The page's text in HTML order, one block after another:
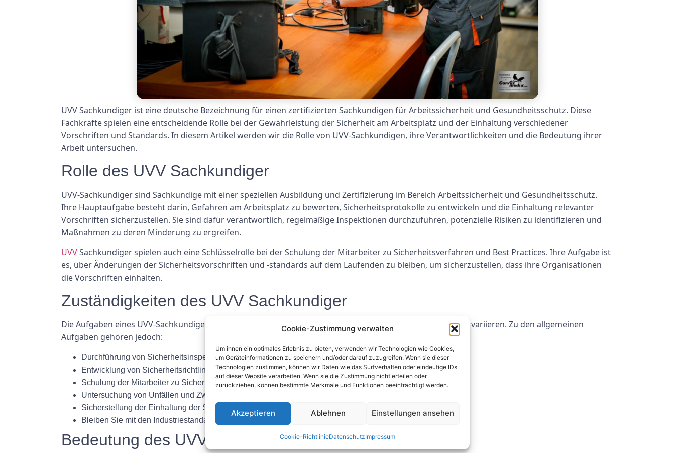
Cookie-Zustimmung verwalten
Um ihnen ein optimales Erlebnis zu bieten, verwenden wir Technologien wie Cookies,
um Geräteinformationen zu speichern und/oder darauf zuzugreifen. Wenn sie dieser
Technologien zustimmen, können wir Daten wie das Surfverhalten oder eindeutige IDs
auf dieser Website verarbeiten. Wenn sie die Zustimmung nicht erteilen oder
zurückziehen, können bestimmte Merkmale und Funktionen beeinträchtigt werden.
Akzeptieren Ablehnen Einstellungen ansehen
Cookie-RichtlinieDatenschutzImpressum
UVV Sachkundiger ist eine deutsche Bezeichnung für einen zertifizierten Sachkundigen für Arbeitssicherheit und Gesundheitsschutz. Diese
Fachkräfte spielen eine entscheidende Rolle bei der Gewährleistung der Sicherheit am Arbeitsplatz und der Einhaltung verschiedener
Vorschriften und Standards. In diesem Artikel werden wir die Rolle von UVV-Sachkundigen, ihre Verantwortlichkeiten und die Bedeutung ihrer
Arbeit untersuchen.
Rolle des UVV Sachkundiger
UVV-Sachkundiger sind Sachkundige mit einer speziellen Ausbildung und Zertifizierung im Bereich Arbeitssicherheit und Gesundheitsschutz.
Ihre Hauptaufgabe besteht darin, Gefahren am Arbeitsplatz zu bewerten, Sicherheitsprotokolle zu entwickeln und die Einhaltung relevanter
Vorschriften sicherzustellen. Sie sind dafür verantwortlich, regelmäßige Inspektionen durchzuführen, potenzielle Risiken zu identifizieren und
Maßnahmen zu deren Minderung zu ergreifen.
UVVSachkundiger spielen auch eine Schlüsselrolle bei der Schulung der Mitarbeiter zu Sicherheitsverfahren und Best Practices. Ihre Aufgabe ist
es, über Änderungen der Sicherheitsvorschriften und -standards auf dem Laufenden zu bleiben, um sicherzustellen, dass ihre Organisationen
die Vorschriften einhalten.
Zuständigkeiten des UVV Sachkundiger
Die Aufgaben eines UVV-Sachkundigen können je nach Branche und spezifischen Arbeitsplatzbedingungen variieren. Zu den allgemeinen
Aufgaben gehören jedoch:
Durchführung von Sicherheitsinspektionen und Risikobewertungen
Entwicklung von Sicherheitsrichtlinien und -verfahren
Schulung der Mitarbeiter zu Sicherheitsprotokollen
Untersuchung von Unfällen und Zwischenfällen
Sicherstellung der Einhaltung der Sicherheitsvorschriften
Bleiben Sie mit den Industriestandards auf dem Laufenden
Bedeutung des UVV Sachkundiger